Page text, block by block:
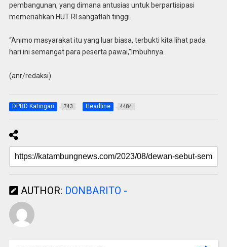
pembangunan, yang dimana antusias untuk berpartisipasi
memeriahkan HUT RI sangatlah tinggi.
“Animo masyarakat itu yang luar biasa, terbukti kita lihat pada
hari ini semangat para peserta pawai,”Imbuhnya.
(anr/redaksi)
DPRD Katingan 743 Headline 4484
AUTHOR: DONBARITO -